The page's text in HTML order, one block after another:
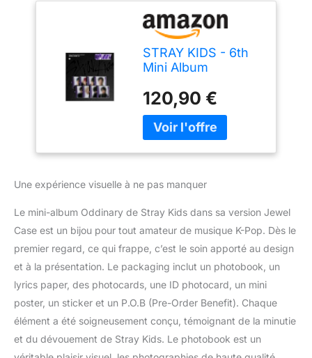
STRAY KIDS - 6th
Mini Album
Case version CD (8
versions SET)
120,90 €
Une expérience visuelle à ne pas manquer
Le mini-album Oddinary de Stray Kids dans sa version Jewel
Case est un bijou pour tout amateur de musique K-Pop. Dès le
premier regard, ce qui frappe, c’est le soin apporté au design
et à la présentation. Le packaging inclut un photobook, un
lyrics paper, des photocards, une ID photocard, un mini
poster, un sticker et un P.O.B (Pre-Order Benefit). Chaque
élément a été soigneusement conçu, témoignant de la minutie
et du dévouement de Stray Kids. Le photobook est un